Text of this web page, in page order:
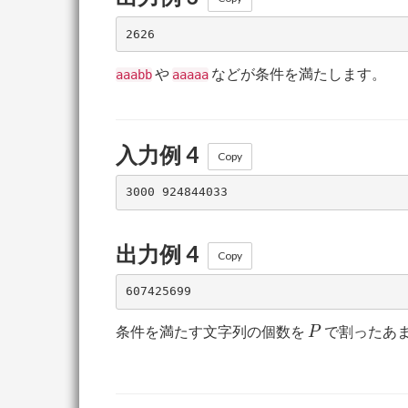
aaabbや aaaaa などが条件を満たします。
入力例 4 Copy
出力例 4 Copy
条件を満たす文字列の個数を P
Pで割ったあ